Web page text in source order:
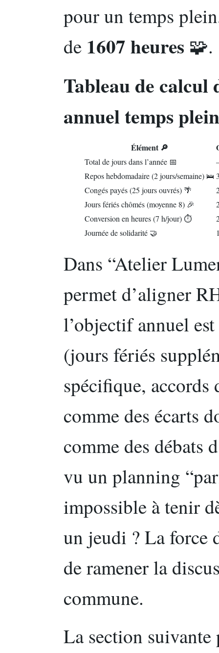
pour un temps
de 1607 heures 🧩.
Tableau de calcul
annuel temps
Élément 🔎
Total de jours dans l’année 📅
Repos hebdomadaire (2 jours/semaine) 🛌
Congés payés (25 jours ouvrés) 🌴
Jours fériés chômés (moyenne 8) 🎉
Conversion en heures (7 h/jour) ⏱️
Journée de solidarité 🤝
Dans “Atelier
permet d’aligner
l’objectif annuel
(jours fériés
spécifique, accords
comme des écarts
comme des débats
vu un planning
impossible à tenir
un jeudi ? La force
de ramener la
commune.
La section